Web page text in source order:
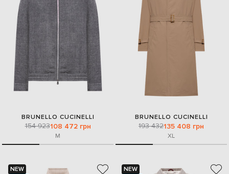
BRUNELLO CUCINELLI
154 923108 472 грн
M
BRUNELLO CUCINELLI
193 432135 408 грн
XL
NEW
NEW